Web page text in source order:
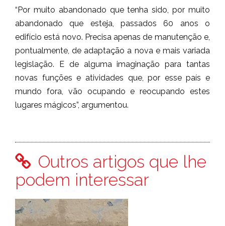
“Por muito abandonado que tenha sido, por muito
abandonado que esteja, passados 60 anos o
edifício está novo. Precisa apenas de manutenção e,
pontualmente, de adaptação a nova e mais variada
legislação. E de alguma imaginação para tantas
novas funções e atividades que, por esse país e
mundo fora, vão ocupando e reocupando estes
lugares mágicos”, argumentou.
Outros artigos que lhe
podem interessar